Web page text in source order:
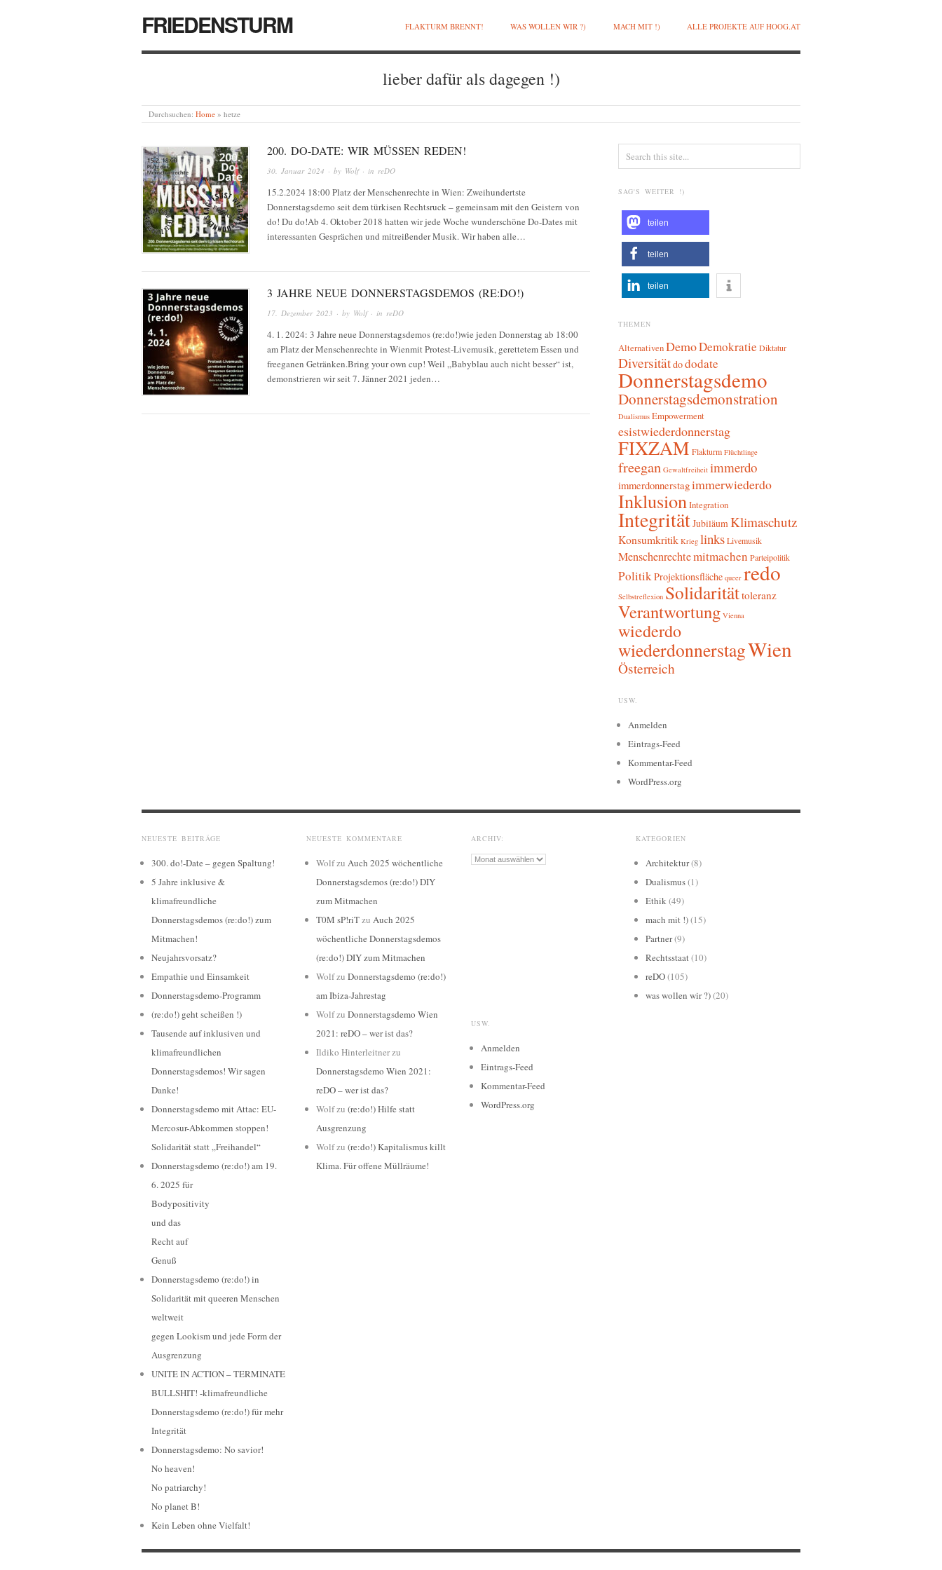
FRIEDENSTURM FLAKTURM BRENNT! WAS WOLLEN WIR ?) MACH MIT !) ALLE PROJEKTE AUF HOOG.AT
lieber dafür als dagegen !)
Durchsuchen: Home » hetze
200. DO-DATE: WIR MÜSSEN REDEN!
30. Januar 2024 · by Wolf· in reDO
15.2.2024 18:00 Platz der Menschenrechte in Wien: Zweihundertste
Donnerstagsdemo seit dem türkisen Rechtsruck – gemeinsam mit den Geistern von
do! Du do!Ab 4. Oktober 2018 hatten wir jede Woche wunderschöne Do-Dates mit
interessanten Gesprächen und mitreißender Musik. Wir haben alle…
3 JAHRE NEUE DONNERSTAGSDEMOS (RE:DO!)
17. Dezember 2023 · by Wolf· in reDO
4. 1. 2024: 3 Jahre neue Donnerstagsdemos (re:do!)wie jeden Donnerstag ab 18:00
am Platz der Menschenrechte in Wienmit Protest-Livemusik, gerettetem Essen und
freeganen Getränken.Bring your own cup! Weil „Babyblau auch nicht besser“ ist,
demonstrieren wir seit 7. Jänner 2021 jeden…
SAG'S WEITER !)
teilen
teilen
teilen
THEMEN
AlternativenDemoDemokratie Diktatur
Diversitätdododate
Donnerstagsdemo
Donnerstagsdemonstration
Dualismus Empowerment
esistwiederdonnerstag
FIXZAM Flakturm Flüchtlinge
freegan Gewaltfreiheit immerdo
immerdonnerstagimmerwiederdo
InklusionIntegration
IntegritätJubiläumKlimaschutz
Konsumkritik Krieg linksLivemusik
Menschenrechtemitmachen Parteipolitik
PolitikProjektionsfläche queer redo
Selbstreflexion Solidaritättoleranz
Verantwortung Vienna
wiederdo
wiederdonnerstagWien
Österreich
USW.
Anmelden
Eintrags-Feed
Kommentar-Feed
WordPress.org
NEUESTE BEITRÄGE
300. do!-Date – gegen Spaltung!
5 Jahre inklusive &
klimafreundliche
Donnerstagsdemos (re:do!) zum
Mitmachen!
Neujahrsvorsatz?
Empathie und Einsamkeit
Donnerstagsdemo-Programm
(re:do!) geht scheißen !)
Tausende auf inklusiven und
klimafreundlichen
Donnerstagsdemos! Wir sagen
Danke!
Donnerstagsdemo mit Attac: EU-
Mercosur-Abkommen stoppen!
Solidarität statt „Freihandel“
Donnerstagsdemo (re:do!) am 19.
6. 2025 für
Bodypositivity
und das
Recht auf
Genuß
Donnerstagsdemo (re:do!) in
Solidarität mit queeren Menschen
weltweit
gegen Lookism und jede Form der
Ausgrenzung
UNITE IN ACTION – TERMINATE
BULLSHIT! -klimafreundliche
Donnerstagsdemo (re:do!) für mehr
Integrität
Donnerstagsdemo: No savior!
No heaven!
No patriarchy!
No planet B!
Kein Leben ohne Vielfalt!
NEUESTE KOMMENTARE
Wolfzu Auch 2025 wöchentliche
Donnerstagsdemos (re:do!) DIY
zum Mitmachen
T0M sP!riTzu Auch 2025
wöchentliche Donnerstagsdemos
(re:do!) DIY zum Mitmachen
Wolfzu Donnerstagsdemo (re:do!)
am Ibiza-Jahrestag
Wolfzu Donnerstagsdemo Wien
2021: reDO – wer ist das?
Ildiko Hinterleitnerzu
Donnerstagsdemo Wien 2021:
reDO – wer ist das?
Wolfzu (re:do!) Hilfe statt
Ausgrenzung
Wolfzu (re:do!) Kapitalismus killt
Klima. Für offene Müllräume!
ARCHIV:
Archiv:
KATEGORIEN
Architektur(8)
Dualismus(1)
Ethik(49)
mach mit !)(15)
Partner(9)
Rechtsstaat(10)
reDO(105)
was wollen wir ?)(20)
USW.
Anmelden
Eintrags-Feed
Kommentar-Feed
WordPress.org